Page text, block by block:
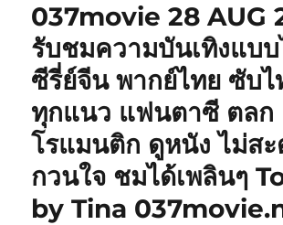
037movie 28 AUG
รับชมความบันเทิงแบ
ซีรี่ย์จีน พากย์ไทย ซับ
ทุกแนว แฟนตาซี ตล
โรแมนติก ดูหนัง ไม่ส
กวนใจ ชมได้เพลินๆ
by Tina